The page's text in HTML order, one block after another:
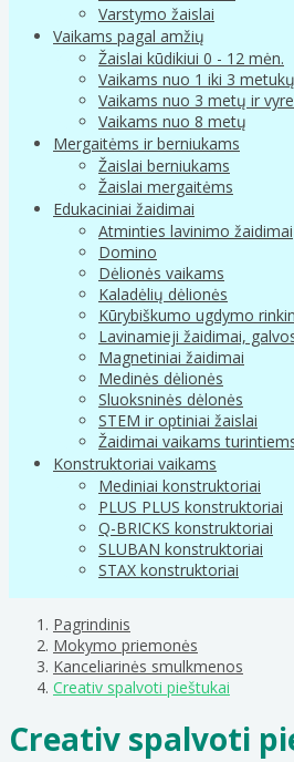
Varstymo žaislai
Vaikams pagal amžių
Žaislai kūdikiui 0 - 12 mėn.
Vaikams nuo 1 iki 3 metukų
Vaikams nuo 3 metų ir
Vaikams nuo 8 metų
Mergaitėms ir berniukams
Žaislai berniukams
Žaislai mergaitėms
Edukaciniai žaidimai
Atminties lavinimo žaidimai
Domino
Dėlionės vaikams
Kaladėlių dėlionės
Kūrybiškumo ugdymo
Lavinamieji žaidimai,
Magnetiniai žaidimai
Medinės dėlionės
Sluoksninės dėlonės
STEM ir optiniai žaislai
Žaidimai vaikams
Konstruktoriai vaikams
Mediniai konstruktoriai
PLUS PLUS konstruktoriai
Q-BRICKS konstruktoriai
SLUBAN konstruktoriai
STAX konstruktoriai
Pagrindinis
Mokymo priemonės
Kanceliarinės smulkmenos
Creativ spalvoti pieštukai
Creativ spalvoti